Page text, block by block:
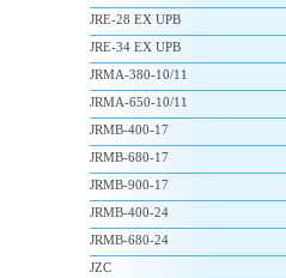
JRE-28 EX UPB
JRE-34 EX UPB
JRMA-380-10/11
JRMA-650-10/11
JRMB-400-17
JRMB-680-17
JRMB-900-17
JRMB-400-24
JRMB-680-24
JZC